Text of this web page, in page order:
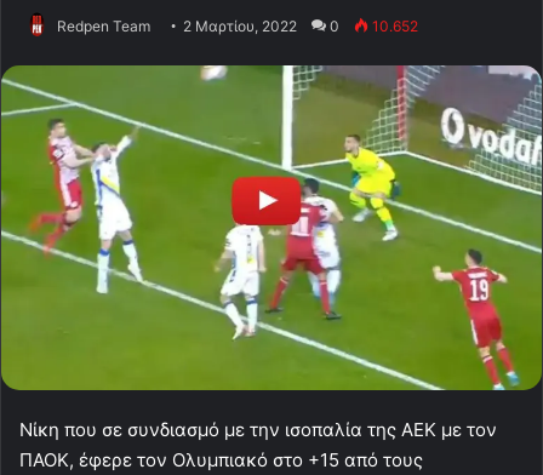
Redpen Team 2 Μαρτίου, 2022 0 10.652
Νίκη που σε συνδιασμό με την ισοπαλία της ΑΕΚ με τον
ΠΑΟΚ, έφερε τον Ολυμπιακό στο +15 από τους